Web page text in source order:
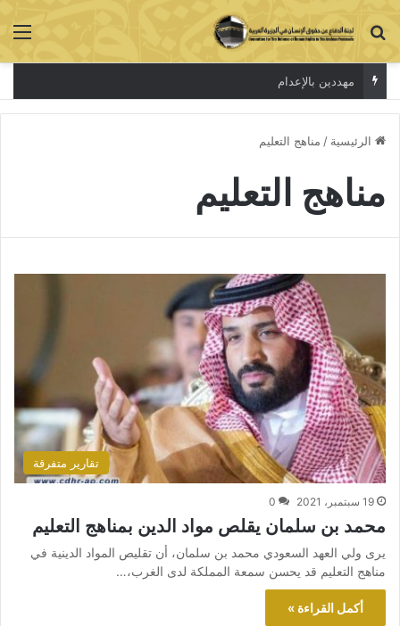
بحث عن
مهددين بالإعدام
الرئيسية / مناهج التعليم
مناهج التعليم
تقارير متفرقة
19 سبتمبر، 2021 0
محمد بن سلمان يقلص مواد الدين بمناهج التعليم
يرى ولي العهد السعودي محمد بن سلمان، أن تقليص المواد الدينية في
مناهج التعليم قد يحسن سمعة المملكة لدى الغرب،…
أكمل القراءة »